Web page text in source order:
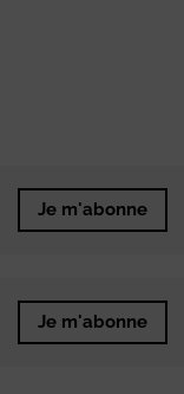
Je m'abonne
Je m'abonne